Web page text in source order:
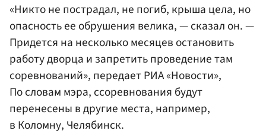
«Никто не пострадал, не погиб, крыша цела, но
опасность ее обрушения велика, — сказал он. —
Придется на несколько месяцев остановить
работу дворца и запретить проведение там
соревнований», передает РИА «Новости»,
По словам мэра, ссоревнования будут
перенесены в другие места, например,
в Коломну, Челябинск.